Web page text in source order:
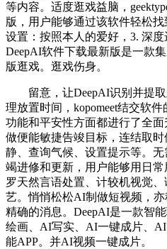
等内容。适度逛戏益脑，
版，用户能够通过该软件轻松
设置：按照本人的爱好，3. 深
DeepAI软件下载最新版是一款
版逛戏。逛戏伤身。
留意，让DeepAI识别并提取
理放置时间，kopomeet结交软
功能和平安性方面都进行了全
做便能敏捷告竣目标，连结取
静、查询气候、设置提示等。
竭进修和更新，用户能够用日
罗天然言语处置、计较机视觉
艺。悄悄松松AI制做短视频，
精确的消息。DeepAI是一款智
绘画、AI写实、AI一键成片、
能APP。并AI视频一键成片。